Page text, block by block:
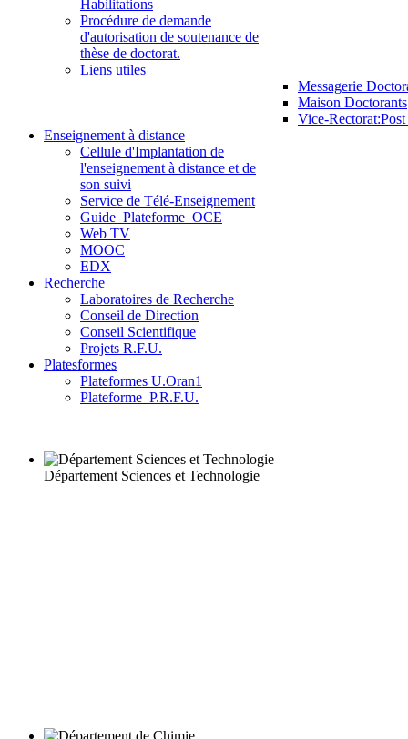
Habilitations
Procédure de demande
d'autorisation de soutenance de
thèse de doctorat.
Liens utiles
Messagerie
Maison Doctorants
Vice-
Enseignement à distance
Cellule d'Implantation de
l'enseignement à distance et de
son suivi
Service de Télé-Enseignement
Guide_Plateforme_OCE
Web TV
MOOC
EDX
Recherche
Laboratoires de Recherche
Conseil de Direction
Conseil Scientifique
Projets R.F.U.
Platesformes
Plateformes U.Oran1
Plateforme_P.R.F.U.
Département Sciences et Technologie